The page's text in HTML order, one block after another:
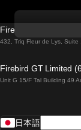
Firebird GT Limited
432, Triq Fleur de Lys, Suite
Firebird GT Limited
Unit G 15/F Tal Building 49
日本語